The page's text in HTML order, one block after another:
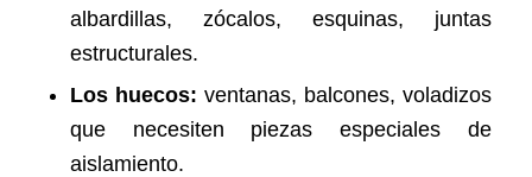
albardillas, zócalos, esquinas, juntas
estructurales.
Los huecos: ventanas, balcones, voladizos
que necesiten piezas especiales de
aislamiento.